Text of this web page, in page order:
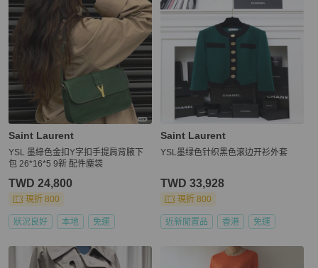
Saint Laurent
YSL 墨綠色金扣Y字扣手提肩背腋下
包 26*16*5 9新 配件塵袋
TWD 24,800
現折 800
狀況良好 本地 免運
Saint Laurent
YSL墨绿色针织黑色滚边开衫外套
TWD 33,928
現折 800
近新閒置品 香港 免運